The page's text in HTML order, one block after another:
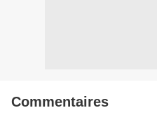
Commentaires